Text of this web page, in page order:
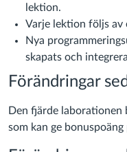
lektion.
Varje lektion följs av
Nya
skapats och
Förändringar
Den fjärde
som kan ge